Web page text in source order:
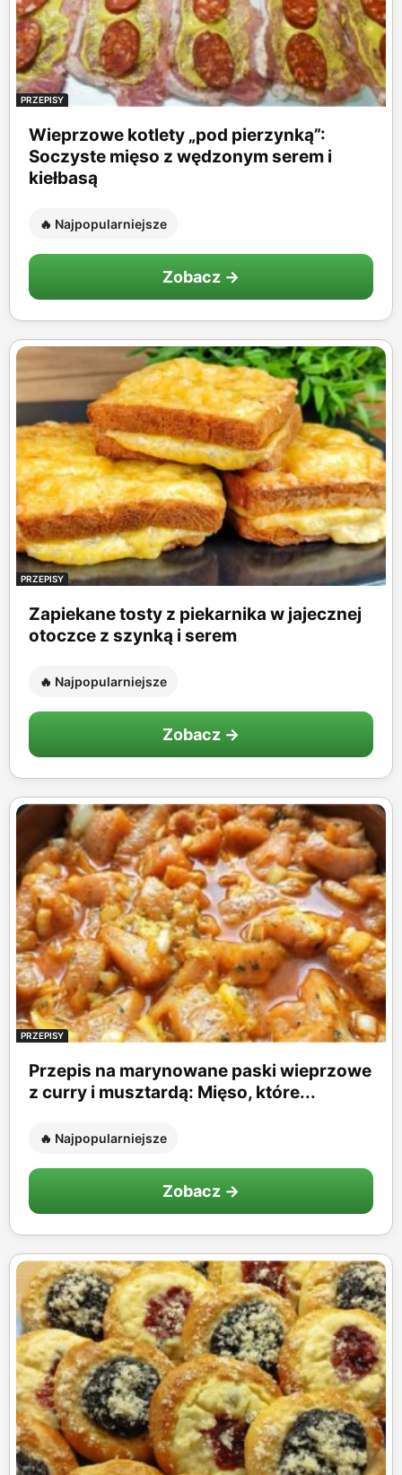
PRZEPISY
Wieprzowe kotlety „pod pierzynką”:
Soczyste mięso z wędzonym serem i
kiełbasą
🔥 Najpopularniejsze
Zobacz →
PRZEPISY
Zapiekane tosty z piekarnika w jajecznej
otoczce z szynką i serem
🔥 Najpopularniejsze
Zobacz →
PRZEPISY
Przepis na marynowane paski wieprzowe
z curry i musztardą: Mięso, które...
🔥 Najpopularniejsze
Zobacz →